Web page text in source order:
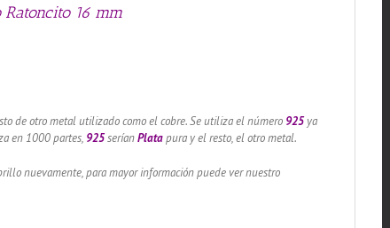
16 mm
de otro metal utilizado como el cobre. Se utiliza el número 925 ya
en 1000 partes, 925seríanPlatapura y el resto, el otro metal.
nuevamente, para mayor información puede ver nuestro